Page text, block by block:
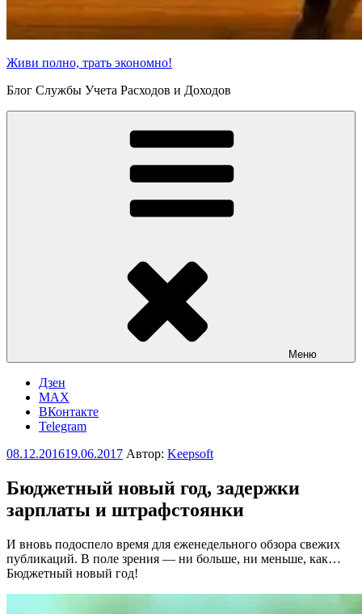
Живи полно, трать экономно!
Блог Службы Учета Расходов и Доходов
Меню
Дзен
MAX
ВКонтакте
Telegram
Опубликовано
08.12.201619.06.2017 Автор: Keepsoft
Бюджетный новый год, задержки
зарплаты и штрафстоянки
И вновь подоспело время для еженедельного обзора свежих
публикаций. В поле зрения — ни больше, ни меньше, как…
Бюджетный новый год!